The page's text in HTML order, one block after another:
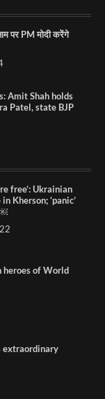
पर PM मोदी करेंगे
Amit Shah holds
Patel, state BJP
free’: Ukrainian
Kherson; ‘panic’
heroes of World
extraordinary